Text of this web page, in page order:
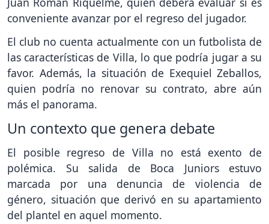
conveniente avanzar por el regreso del jugador.
El club no cuenta actualmente con un futbolista de
las características de Villa, lo que podría jugar a su
favor. Además, la situación de Exequiel Zeballos,
quien podría no renovar su contrato, abre aún
más el panorama.
Un contexto que genera debate
El posible regreso de Villa no está exento de
polémica. Su salida de Boca Juniors estuvo
marcada por una denuncia de violencia de
género, situación que derivó en su apartamiento
del plantel en aquel momento.